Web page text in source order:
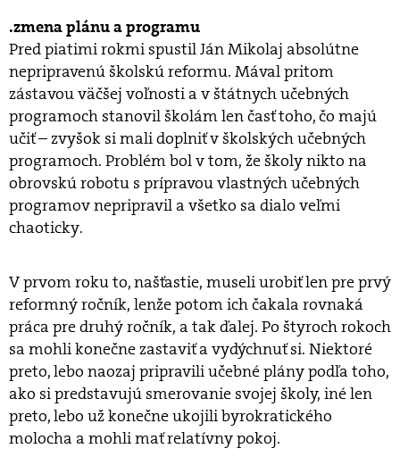
.zmena plánu a programu
Pred piatimi rokmi spustil Ján Mikolaj absolútne
nepripravenú školskú reformu. Mával pritom
zástavou väčšej voľnosti a v štátnych učebných
programoch stanovil školám len časť toho, čo majú
učiť – zvyšok si mali doplniť v školských učebných
programoch. Problém bol v tom, že školy nikto na
obrovskú robotu s prípravou vlastných učebných
programov nepripravil a všetko sa dialo veľmi
chaoticky.
V prvom roku to, našťastie, museli urobiť len pre prvý
reformný ročník, lenže potom ich čakala rovnaká
práca pre druhý ročník, a tak ďalej. Po štyroch rokoch
sa mohli konečne zastaviť a vydýchnuť si. Niektoré
preto, lebo naozaj pripravili učebné plány podľa toho,
ako si predstavujú smerovanie svojej školy, iné len
preto, lebo už konečne ukojili byrokratického
molocha a mohli mať relatívny pokoj.